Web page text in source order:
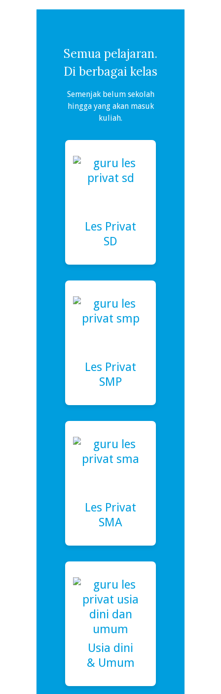
Semua pelajaran.
Di berbagai kelas
Semenjak belum sekolah
hingga yang akan masuk
kuliah.
Les Privat
SD
Les Privat
SMP
Les Privat
SMA
Usia dini
& Umum